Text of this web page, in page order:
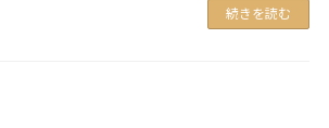
続きを読む